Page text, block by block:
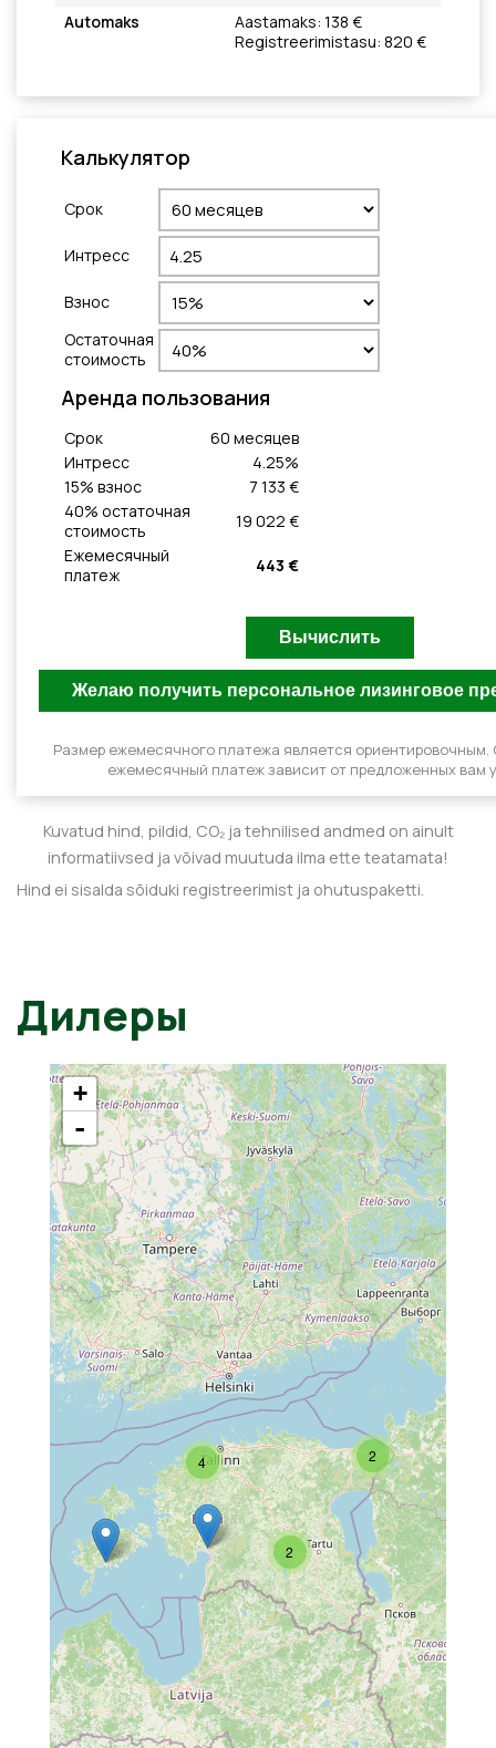
Automaks
Aastamaks: 138 €
Registreerimistasu: 820 €
Калькулятор
Cрок
Интресс
Взнос
Остаточная
стоимость
Aренда пользования
Cрок 60 месяцeв
Интресс
4.25%
15% взнос
7 133 €
40% остаточная
стоимость
19 022 €
Ежемесячный
платеж
443 €
Размер ежемесячного платежа является
ежемесячный платеж зависит от предложенных вам
Kuvatud hind, pildid, CO₂ ja tehnilised andmed on ainult
informatiivsed ja võivad muutuda ilma ette teatamata!
Hind ei sisalda sõiduki registreerimist ja ohutuspaketti.
Дилеры
2
2
4
+
-